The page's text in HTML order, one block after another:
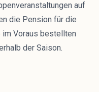
auf
die Pension für die
im Voraus bestellten
der Saison.